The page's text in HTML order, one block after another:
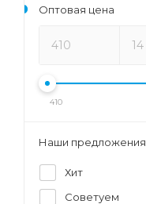
Оптовая цена
410
Наши предложения
Хит
Советуем